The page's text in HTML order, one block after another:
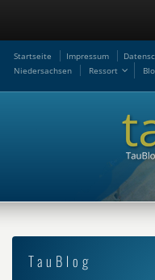
Startseite Impressum
Niedersachsen
Ressort
TauBlog